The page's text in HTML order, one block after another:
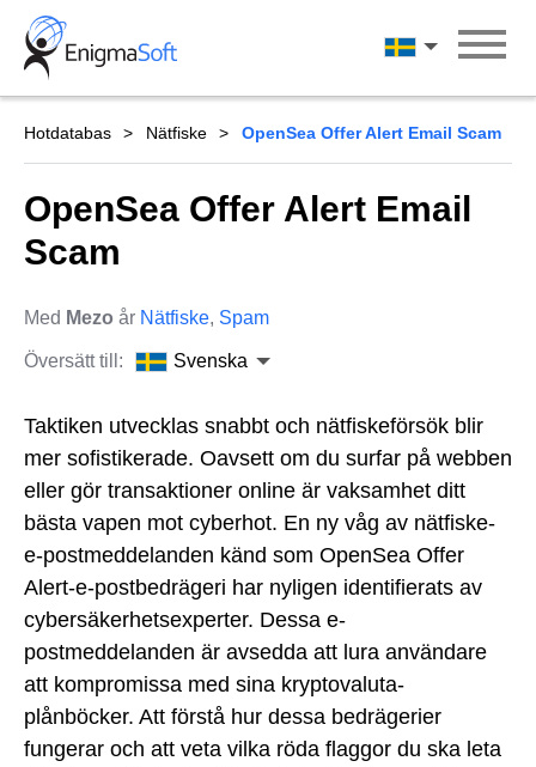
Skip
content
Svenska
Hotdatabas Nätfiske OpenSea Offer Alert Email Scam
OpenSea Offer Alert Email
Scam
Med Mezo år Nätfiske, Spam
Översätt till: Svenska
Taktiken utvecklas snabbt och nätfiskeförsök blir
mer sofistikerade. Oavsett om du surfar på webben
eller gör transaktioner online är vaksamhet ditt
bästa vapen mot cyberhot. En ny våg av nätfiske-
e-postmeddelanden känd som OpenSea Offer
Alert-e-postbedrägeri har nyligen identifierats av
cybersäkerhetsexperter. Dessa e-
postmeddelanden är avsedda att lura användare
att kompromissa med sina kryptovaluta-
plånböcker. Att förstå hur dessa bedrägerier
fungerar och att veta vilka röda flaggor du ska leta